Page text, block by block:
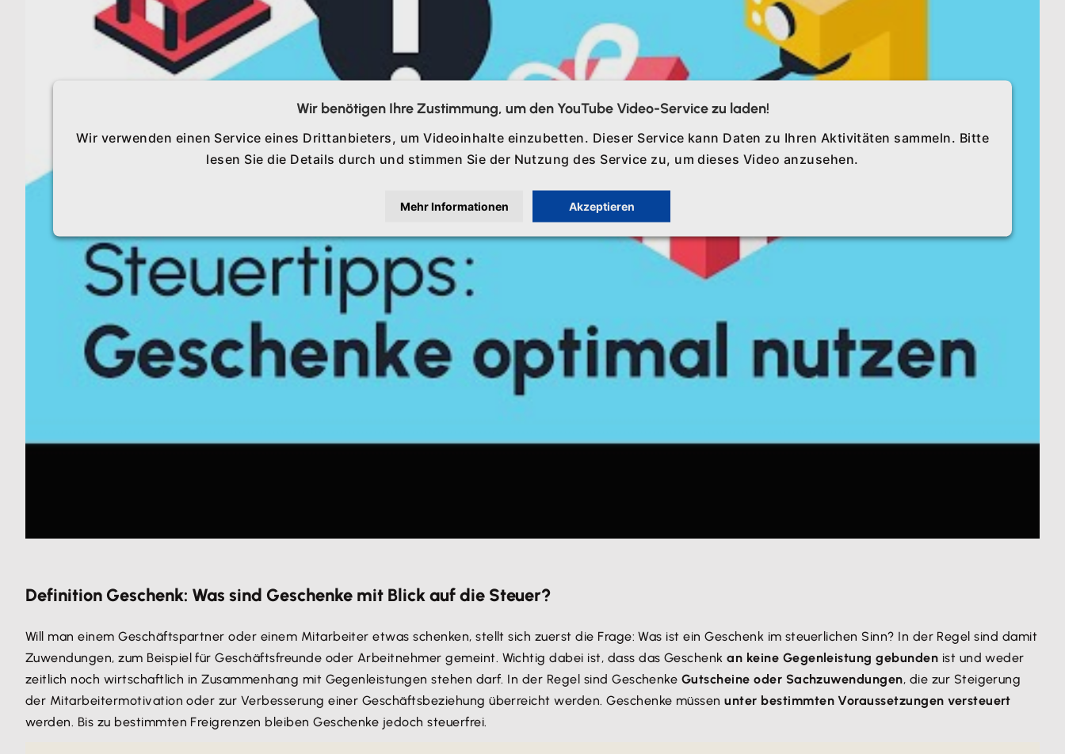
Wir benötigen Ihre Zustimmung, um den YouTube Video-Service zu laden!
Wir verwenden einen Service eines Drittanbieters, um Videoinhalte einzubetten. Dieser Service kann Daten zu Ihren Aktivitäten sammeln. Bitte
lesen Sie die Details durch und stimmen Sie der Nutzung des Service zu, um dieses Video anzusehen.
Mehr Informationen Akzeptieren
Definition Geschenk: Was sind Geschenke mit Blick auf die Steuer?
Will man einem Geschäftspartner oder einem Mitarbeiter etwas schenken, stellt sich zuerst die Frage: Was ist ein Geschenk im steuerlichen Sinn? In der Regel sind damit
Zuwendungen, zum Beispiel für Geschäftsfreunde oder Arbeitnehmer gemeint. Wichtig dabei ist, dass das Geschenkan keine Gegenleistung gebunden ist und weder
zeitlich noch wirtschaftlich in Zusammenhang mit Gegenleistungen stehen darf. In der Regel sind Geschenke Gutscheine oder Sachzuwendungen, die zur Steigerung
der Mitarbeitermotivation oder zur Verbesserung einer Geschäftsbeziehung überreicht werden. Geschenke müssenunter bestimmten Voraussetzungen versteuert
werden. Bis zu bestimmten Freigrenzen bleiben Geschenke jedoch steuerfrei.